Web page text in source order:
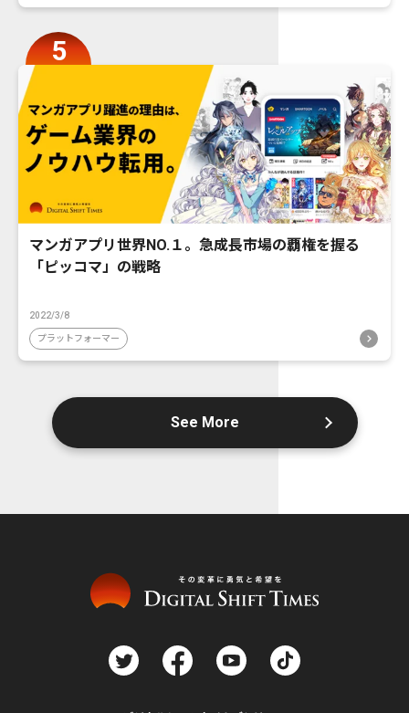
マンガアプリ世界NO.１。急成長市場の覇権を握る
「ピッコマ」の戦略
2022/3/8
プラットフォーマー
See More